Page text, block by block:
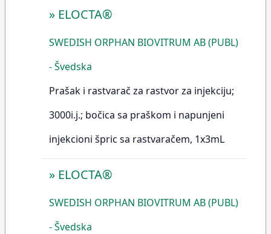
» ELOCTA®
SWEDISH ORPHAN BIOVITRUM AB (PUBL)
- Švedska
Prašak i rastvarač za rastvor za injekciju;
3000i.j.; bočica sa praškom i napunjeni
injekcioni špric sa rastvaračem, 1x3mL
» ELOCTA®
SWEDISH ORPHAN BIOVITRUM AB (PUBL)
- Švedska